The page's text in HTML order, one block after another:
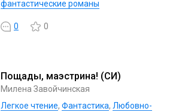
фантастические романы
0 0
Пощады, маэстрина! (СИ)
Милена Завойчинская
Легкое чтение, Фантастика, Любовно-